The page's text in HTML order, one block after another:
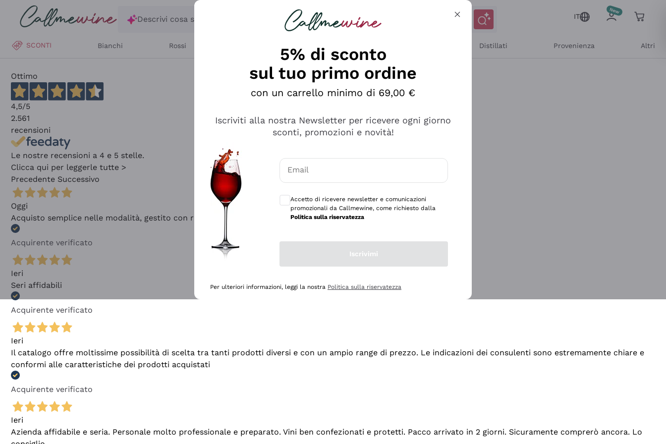
Salta al contenuto principale
Descrivi cosa stai cercando
IT
SCONTI Bianchi Rossi Distillati Provenienza Altri
Ottimo
4,5/5
2.561
recensioni
Le nostre recensioni a 4 e 5 stelle.
Clicca qui per leggerle tutte >
Precedente Successivo
Oggi
Acquisto semplice nelle modalità, gestito con rapidità e professionalità
Acquirente verificato
Ieri
Seri affidabili
Acquirente verificato
Ieri
Il catalogo offre moltissime possibilità di scelta tra tanti prodotti diversi e con un ampio range di prezzo. Le indicazioni dei consulenti sono estremamente chiare e
conformi alle caratteristiche dei prodotti acquistati
Acquirente verificato
Ieri
Azienda affidabile e seria. Personale molto professionale e preparato. Vini ben confezionati e protetti. Pacco arrivato in 2 giorni. Sicuramente comprerò ancora. Lo
5% di sconto
sul tuo primo ordine
con un carrello minimo di 69,00 €
Iscriviti alla nostra Newsletter per ricevere ogni giorno
sconti, promozioni e novità!
Email
Accetto di ricevere newsletter e comunicazioni
promozionali da Callmewine, come richiesto dalla
Politica sulla riservatezza
Iscrivimi
Per ulteriori informazioni, leggi la nostra Politica sulla riservatezza